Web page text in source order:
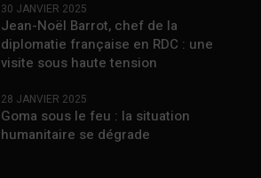
30 JANVIER 2025
Jean-Noël Barrot, chef de la
diplomatie française en RDC : une
visite sous haute tension
28 JANVIER 2025
Goma sous le feu : la situation
humanitaire se dégrade